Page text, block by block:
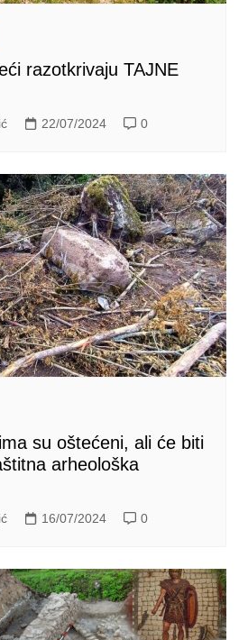
razotkrivaju TAJNE
22/07/2024 0
su oštećeni, ali će biti
arheološka
16/07/2024 0